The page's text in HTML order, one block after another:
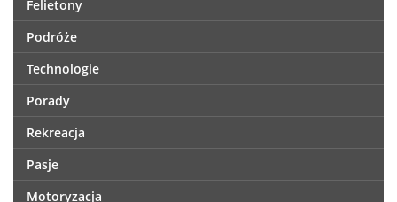
Felietony
Podróże
Technologie
Porady
Rekreacja
Pasje
Motoryzacja